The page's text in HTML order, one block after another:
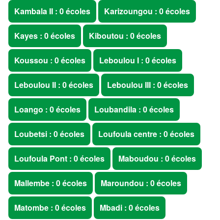
Kambala II : 0 écoles Karizoungou : 0 écoles
Kayes : 0 écoles Kiboutou : 0 écoles
Koussou : 0 écoles Leboulou I : 0 écoles
Leboulou II : 0 écoles Leboulou III : 0 écoles
Loango : 0 écoles Loubandila : 0 écoles
Loubetsi : 0 écoles Loufoula centre : 0 écoles
Loufoula Pont : 0 écoles Maboudou : 0 écoles
Mallembe : 0 écoles Maroundou : 0 écoles
Matombe : 0 écoles Mbadi : 0 écoles